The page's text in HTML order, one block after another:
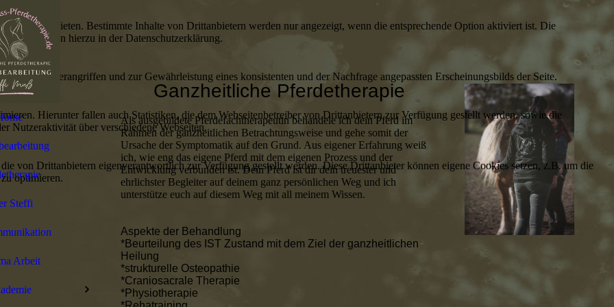
Steffi
Arbeit
Ganzheitliche Pferdetherapie
Als ausgebildete Pferdefachtherapeutin behandele ich dein Pferd im
Rahmen der ganzheitlichen Betrachtungsweise und gehe somit der
Ursache der Symptomatik auf den Grund. Aus eigener Erfahrung weiß
ich, wie eng das eigene Pferd mit dem eigenen Prozess und der
Entwicklung verbunden ist. Dein Pferd ist dir dein treuester und
ehrlichster Begleiter auf deinem ganz persönlichen Weg und ich
unterstütze euch auf diesem Weg mit all meinem Wissen.
Aspekte der Behandlung
*Beurteilung des IST Zustand mit dem Ziel der ganzheitlichen
Heilung
*strukturelle Osteopathie
*Craniosacrale Therapie
*Physiotherapie
zu bieten. Bestimmte Inhalte von Drittanbietern werden nur angezeigt, wenn die entsprechende Option aktiviert ist. Die
hierzu in der Datenschutzerklärung.
vor Hackerangriffen und zur Gewährleistung eines konsistenten und der Nachfrage angepassten Erscheinungsbilds der Seite.
Hierunter fallen auch Statistiken, die dem Webseitenbetreiber von Drittanbietern zur Verfügung gestellt werden, sowie die
Nutzeraktivität über verschiedene Webseiten.
von Drittanbietern eigenverantwortlich zur Verfügung gestellt werden. Diese Drittanbieter können eigene Cookies setzen, z.B. um die
optimieren.